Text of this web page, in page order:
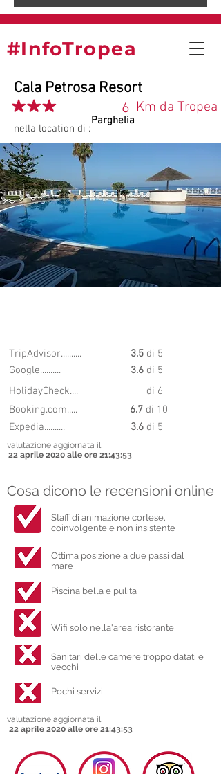
#InfoTropea
Cala Petrosa Resort
nella location di :
Parghelia
6 Km da Tropea
TripAdvisor.......... 3.5 di 5
Google..........
3.6 di 5
HolidayCheck....
di 6
Booking.com.....
6.7 di 10
Expedia..........
3.6 di 5
valutazione aggiornata il
22 aprile 2020 alle ore 21:43:53
Cosa dicono le recensioni online
Staff di animazione cortese,
coinvolgente e non insistente
Ottima posizione a due passi dal
mare
Piscina bella e pulita
Wifi solo nella'area ristorante
Sanitari delle camere troppo datati e
vecchi
Pochi servizi
valutazione aggiornata il
22 aprile 2020 alle ore 21:43:53